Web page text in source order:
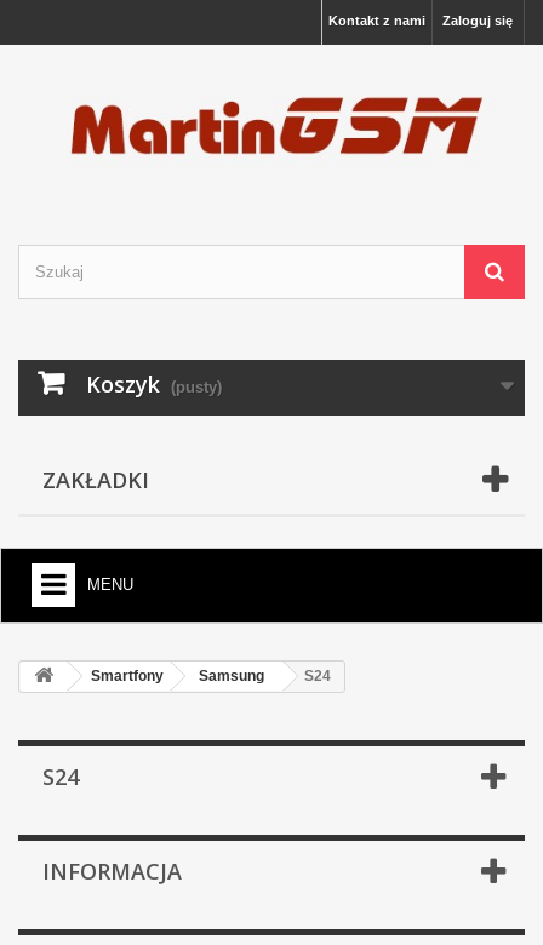
Zaloguj się
Kontakt z nami
Koszyk (pusty)
ZAKŁADKI
MENU
Smartfony Samsung S24
S24
INFORMACJA